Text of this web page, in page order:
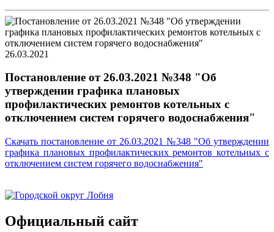
26.03.2021
Постановление от 26.03.2021 №348 "Об
утверждении графика плановых
профилактических ремонтов котельных с
отключением систем горячего водоснабжения"
Скачать постановление от 26.03.2021 №348 "Об утверждении
графика плановых профилактических ремонтов котельных с
отключением систем горячего водоснабжения"
Официальный сайт